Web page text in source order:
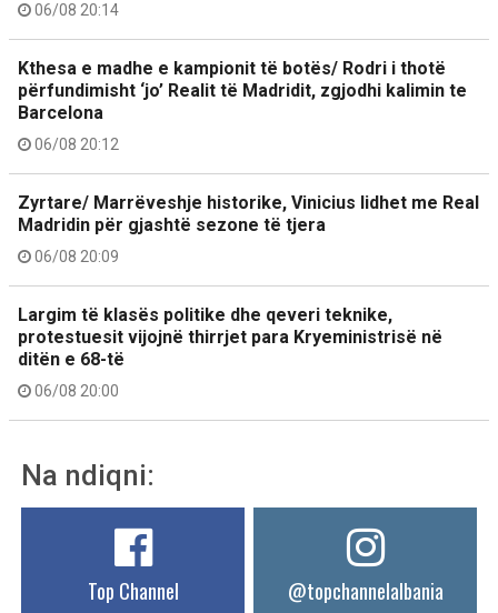
06/08 20:14
Kthesa e madhe e kampionit të botës/ Rodri i thotë
përfundimisht ‘jo’ Realit të Madridit, zgjodhi kalimin te
Barcelona
06/08 20:12
Zyrtare/ Marrëveshje historike, Vinicius lidhet me Real
Madridin për gjashtë sezone të tjera
06/08 20:09
Largim të klasës politike dhe qeveri teknike,
protestuesit vijojnë thirrjet para Kryeministrisë në
ditën e 68-të
06/08 20:00
Na ndiqni:
Top Channel @topchannelalbania